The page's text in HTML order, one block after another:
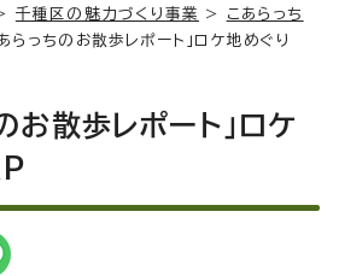
千種区の魅力づくり事業 >
こあらっち
らっちのお散歩レポート」ロケ地めぐり
お散歩レポート」ロケ